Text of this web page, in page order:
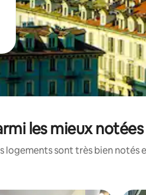
les mieux
logements sont très bien